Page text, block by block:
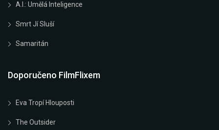
A.I.: Umělá Inteligence
Smrt Jí Sluší
Samaritán
Doporučeno FilmFlixem
Eva Tropí Hlouposti
The Outsider